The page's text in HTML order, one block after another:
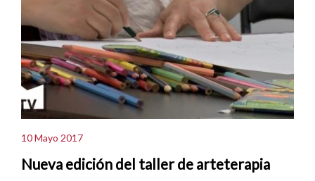
10 Mayo 2017
Nueva edición del taller de arteterapia